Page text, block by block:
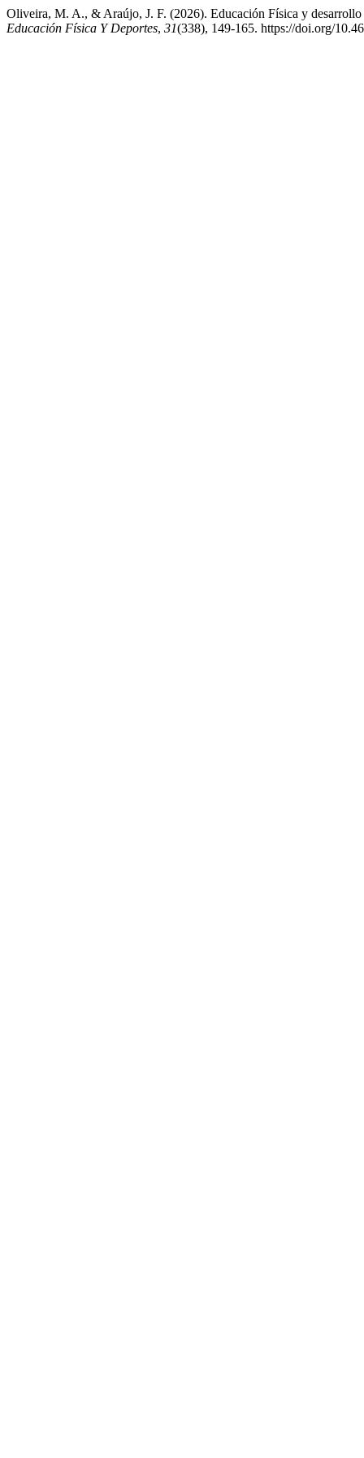
Oliveira, M. A., & Araújo, J. F. (2026). Educación Física y
Educación Física Y Deportes, 31(338), 149-165. https://doi.org/